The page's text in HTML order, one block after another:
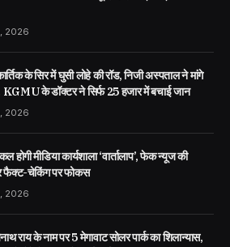
2026
के सिर में घुसी लोहे की रॉड, निजी अस्पताल ने मांगे
के डॉक्टर ने सिर्फ 25 हजार में बचाई जान
2026
होगी मीडिया कार्यशाला ‘वार्तालाप’, फेक न्यूज की
फैक्ट-चेकिंग पर फोकस
2026
राय के नाम पर 5 मेगावाट सोलर पार्क का शिलान्यास,